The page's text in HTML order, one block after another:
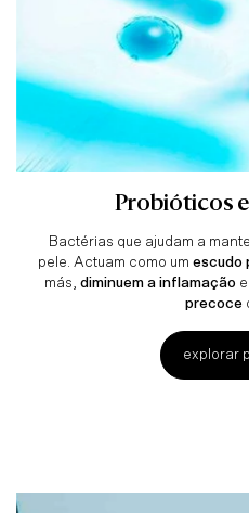
Probióticos
Bactérias que ajudam a
pele. Actuam como um escudo
más,diminuem a inflamação
precoce
explorar